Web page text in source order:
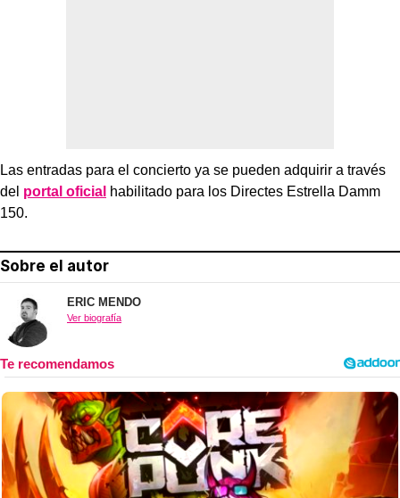
Las entradas para el concierto ya se pueden adquirir a través
del portal oficial habilitado para los Directes Estrella Damm
150.
Sobre el autor
ERIC MENDO
Ver biografía